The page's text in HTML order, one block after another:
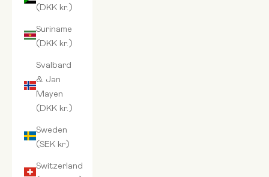
(DKK kr.)
Suriname
(DKK kr.)
Svalbard
& Jan
Mayen
(DKK kr.)
Sweden
(SEK kr)
Switzerland